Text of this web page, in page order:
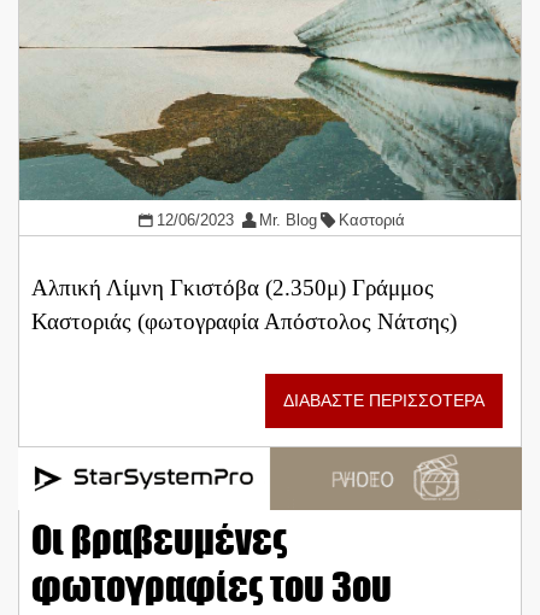
12/06/2023 Mr. Blog Καστοριά
Αλπική Λίμνη Γκιστόβα (2.350μ) Γράμμος
Καστοριάς (φωτογραφία Απόστολος Νάτσης)
ΔΙΑΒΑΣΤΕ ΠΕΡΙΣΣΟΤΕΡΑ
Οι βραβευμένες
φωτογραφίες του 3ου